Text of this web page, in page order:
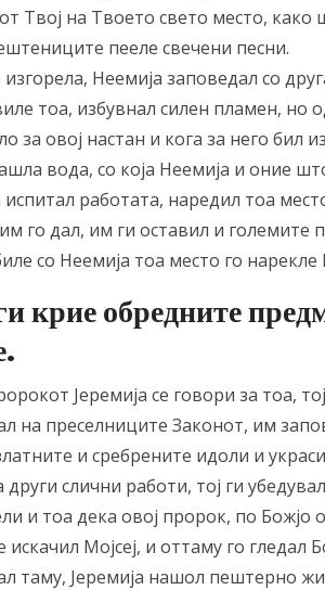
Твој на Твоето свето место, како
пееле свечени песни.
Неемија заповедал со
тоа, избувнал силен пламен, но
за овој настан и кога за него
вода, со која Неемија и оние
испитал работата, наредил тоа
го дал, им ги оставил и големите
со Неемија тоа место го
крие обредните
Јеремија се говори за тоа,
на преселниците Законот, им
и сребрените идоли и
други слични работи, тој ги
и тоа дека овој пророк, по Божјо
искачил Мојсеј, и оттаму го гледал
таму, Јеремија нашол пештерно